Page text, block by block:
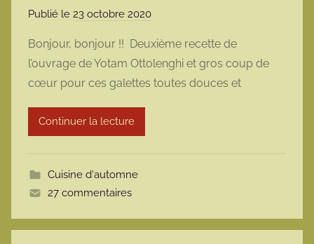
Publié le 23 octobre 2020
r
m
a
Bonjour, bonjour !! Deuxième recette de
l’ouvrage de Yotam Ottolenghi et gros coup de
cœur pour ces galettes toutes douces et
Continuer la lecture
Cuisine d'automne
27 commentaires